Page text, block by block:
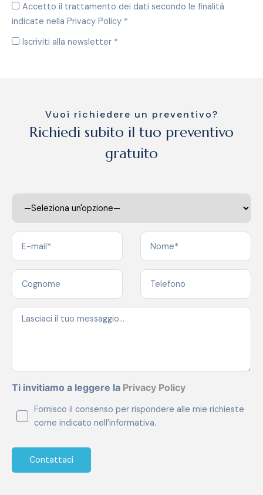
Accetto il trattamento dei dati secondo le finalità
indicate nella Privacy Policy *
Iscriviti alla newsletter *
Vuoi richiedere un preventivo?
Richiedi subito il tuo preventivo
gratuito
Ti invitiamo a leggere la Privacy Policy
Fornisco il consenso per rispondere alle mie richieste
come indicato nell’informativa.